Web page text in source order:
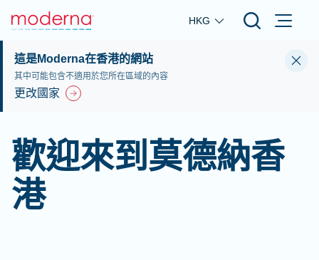
Skip to main content
HKG
這是Moderna在香港的網站
其中可能包含不適用於您所在區域的內容
更改國家
歡迎來到莫德納香
港